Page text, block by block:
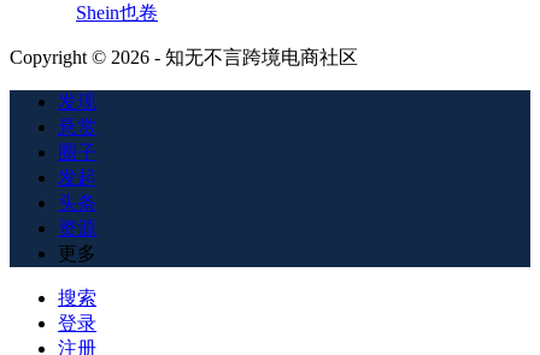
Shein也卷
Copyright © 2026 - 知无不言跨境电商社区
发现
悬赏
圈子
发起
头条
资源
更多
搜索
登录
注册